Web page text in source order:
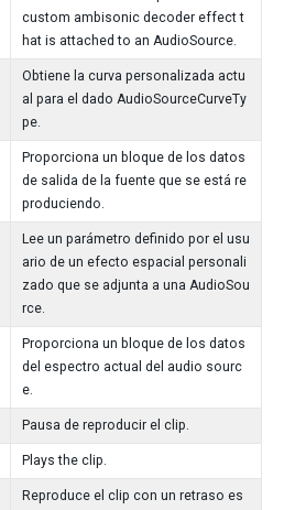
custom ambisonic decoder effect t
hat is attached to an AudioSource.
Obtiene la curva personalizada actu
al para el dado AudioSourceCurveTy
pe.
Proporciona un bloque de los datos
de salida de la fuente que se está re
produciendo.
Lee un parámetro definido por el usu
ario de un efecto espacial personali
zado que se adjunta a una AudioSou
rce.
Proporciona un bloque de los datos
del espectro actual del audio sourc
e.
Pausa de reproducir el clip.
Plays the clip.
Reproduce el clip con un retraso es